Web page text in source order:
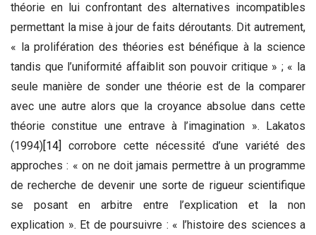
théorie en lui confrontant des alternatives incompatibles
permettant la mise à jour de faits déroutants. Dit autrement,
« la prolifération des théories est bénéfique à la science
tandis que l’uniformité affaiblit son pouvoir critique » ; « la
seule manière de sonder une théorie est de la comparer
avec une autre alors que la croyance absolue dans cette
théorie constitue une entrave à l’imagination ». Lakatos
(1994) [14]
corrobore cette nécessité d’une variété des
approches : « on ne doit jamais permettre à un programme
de recherche de devenir une sorte de rigueur scientifique
se posant en arbitre entre l’explication et la non
explication ». Et de poursuivre : « l’histoire des sciences a